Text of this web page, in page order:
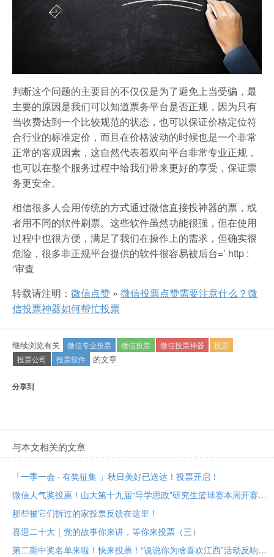
判断这个问题的主要目的不仅仅是为了避免上当受骗，最
主要的原因是我们可以知道票务平台是否正规，因为只有
当收费达到一个比较规范的状态，也可以保证价格定位符
合行业的标准定价，而且在价格波动的时候也是一个非常
正常的客观因素，这自然代表着双向平台非常专业正规，
也可以在整个服务过程中给我们带来更好的享受，保证票
务更安全。
相信很多人会用传统的方式通过微信直接投神器的票，或
者用不同的软件刷票。这些软件虽然功能很强，但在使用
过程中也很方便，满足了我们在操作上的需求，但确实很
危险，很多非正规平台提供的软件很容易被后台=’ http :
‘审查
转载请注明： 微信点赞 » 微信投票点赞需要注意什么？微
信投票神器如何帮忙投票
继续浏览有关 微信专业投票 微信投票 微信投票神器
投票
投票公司
投票软件 的文章
分享到
与本文相关的文章
「一季一会 · 有奖征集 」秋日美好已送达！投票开启！
微信人气奖投票！山大第十九届“导学思政”研究生篮球赛本周开赛！
那些被它们拆过的家投票反馈在这里！
喜迎二十大｜党的故事你来讲，等你来投票（三）
第二期中奖名单来啦！快来投票！“说说你为啥喜欢江西”活动反响热烈